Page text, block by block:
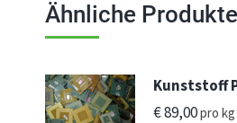
Ähnliche Produkte
Kunststoff
€89,00pro kg